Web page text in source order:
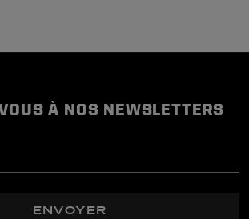
À NOS NEWSLETTERS
ENVOYER